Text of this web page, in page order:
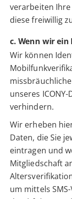
verarbeiten Ihre
diese freiwillig
c. Wenn wir
Wir können
unseres
verhindern.
Wir erheben
Daten, die Sie
eintragen und
Mitgliedschaft
um mittels